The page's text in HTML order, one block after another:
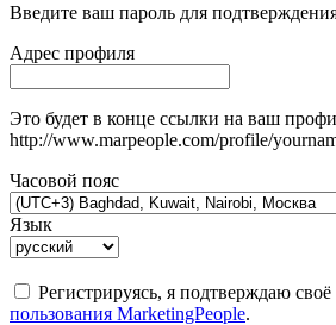
Введите ваш пароль для
Адрес профиля
Это будет в конце ссылки на ваш
http://www.marpeople.com/profile/
Часовой пояс
Язык
Регистрируясь, я подтверждаю своё
пользования MarketingPeople.